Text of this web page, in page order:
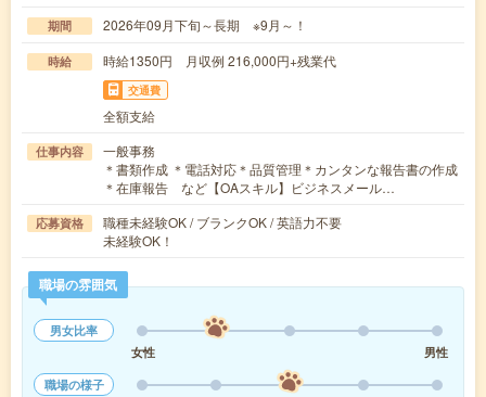
期間 2026年09月下旬～長期 ※9月～！
時給 時給1350円 月収例 216,000円+残業代
交通費
全額支給
仕事内容
一般事務
＊書類作成 ＊電話対応＊品質管理＊カンタンな報告書の作成
＊在庫報告 など【OAスキル】ビジネスメール…
応募資格
職種未経験OK / ブランクOK / 英語力不要
未経験OK！
職場の雰囲気
男女比率
女性
男性
職場の様子